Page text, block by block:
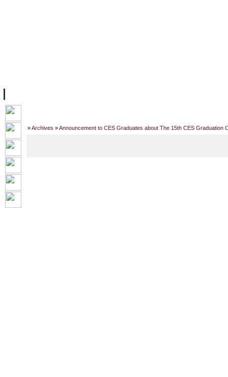
Home »Archives »Announcement to CES Graduates about The 15th CES Graduation